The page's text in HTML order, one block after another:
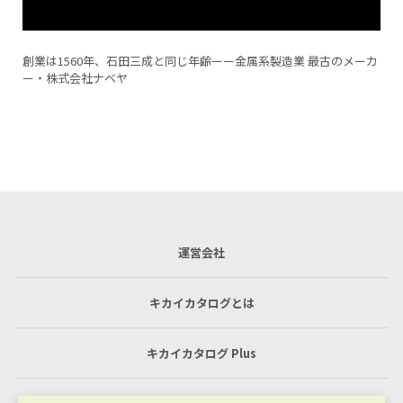
ーカ バキュームチャックテスト加工♯2（MCナイロン加工）
運営会社
キカイカタログとは
キカイカタログ Plus